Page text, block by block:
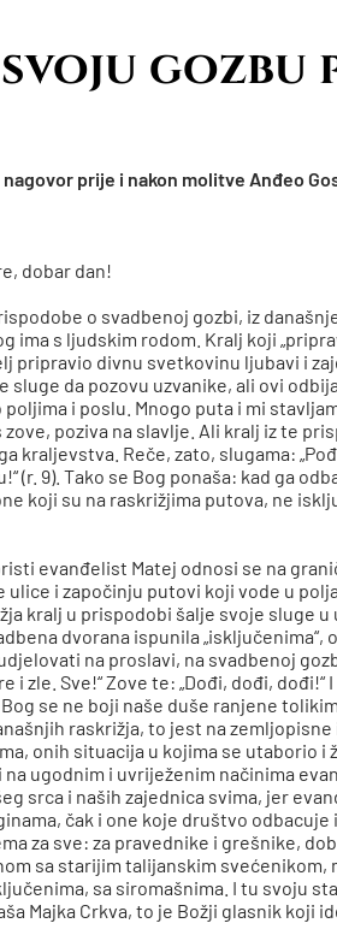
gozbu
nagovor prije i nakon molitve Anđeo
dobar dan!
o svadbenoj gozbi, iz
ima s ljudskim rodom. Kralj koji
pripravio divnu svetkovinu ljubavi i
sluge da pozovu uzvanike, ali ovi
i poslu. Mnogo puta i mi
zove, poziva na slavlje. Ali kralj iz te
kraljevstva. Reče, zato, slugama:
(r. 9). Tako se Bog ponaša: kad ga
koji su na raskrižjima putova, ne
evanđelist Matej odnosi se na
ulice i započinju putovi koji vode u
kralj u prispodobi šalje svoje sluge
dvorana ispunila „isključenima“,
na proslavi, na svadbenoj
i zle. Sve!“ Zove te: „Dođi, dođi,
se ne boji naše duše ranjene
raskrižja, to jest na
onih situacija u kojima se utaborio i
ugodnim i uvriježenim načinima
srca i naših zajednica svima, jer
čak i one koje društvo
za sve: za pravednike i grešnike,
sa starijim talijanskim svećenikom,
sa siromašnima. I tu svoju
Majka Crkva, to je Božji glasnik koji